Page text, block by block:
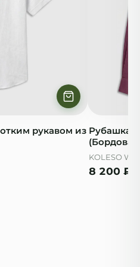
рукавом из Рубашка
KOLESO
8 200 ₽